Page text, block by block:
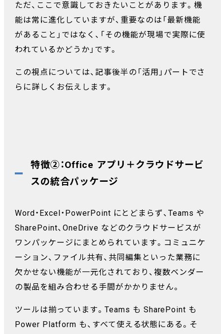
ただ、ここで意識しておきたいことがあります。機
能は常に進化していますが、重要なのは「最新機能
があること」ではなく、「その機能が現場で実際に使
われているかどうか」です。
この視点については、記事後半の「活用」パートでさ
らに詳しくお伝えします。
特徴②：Office アプリ＋クラウドサービ
スの統合パッケージ
Word・Excel・PowerPoint にとどまらず、Teams や
SharePoint、OneDrive などのクラウドサービスが
ワンパッケージにまとめられています。コミュニケ
ーション、ファイル共有、共同編集といった業務に
欠かせない機能が一元化されており、複数ベンダー
の製品を組み合わせる手間がかかりません。
ツールは揃っています。Teams も SharePoint も
Power Platform も、すべて使える状態にある。そ